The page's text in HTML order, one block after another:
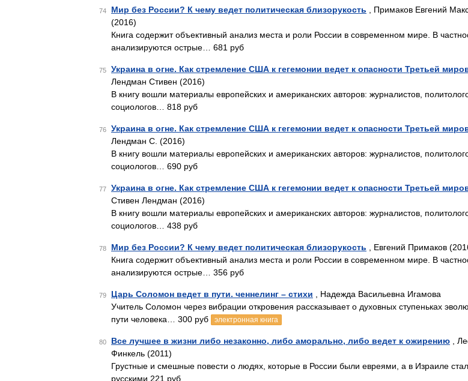
74 Мир без России? К чему ведет политическая близорукость , Примаков Евгений
(2016)
Книга содержит объективный анализ места и роли России в современном мире. В
анализируются острые… 681 руб
75 Украина в огне. Как стремление США к гегемонии ведет к опасности Третьей
Лендман Стивен (2016)
В книгу вошли материалы европейских и американских авторов: журналистов,
социологов… 818 руб
76 Украина в огне. Как стремление США к гегемонии ведет к опасности Третьей
Лендман С. (2016)
В книгу вошли материалы европейских и американских авторов: журналистов,
социологов… 690 руб
77 Украина в огне. Как стремление США к гегемонии ведет к опасности Третьей
Стивен Лендман (2016)
В книгу вошли материалы европейских и американских авторов: журналистов,
социологов… 438 руб
78 Мир без России? К чему ведет политическая близорукость , Евгений Примаков
Книга содержит объективный анализ места и роли России в современном мире. В
анализируются острые… 356 руб
79 Царь Соломон ведет в пути. ченнелинг – стихи , Надежда Васильевна Игамова
Учитель Соломон через вибрации откровения рассказывает о духовных ступеньках
пути человека… 300 руб
электронная книга
80 Все лучшее в жизни либо незаконно, либо аморально, либо ведет к ожирению ,
Финкель (2011)
Грустные и смешные повести о людях, которые в России были евреями, а в Израиле
русскими 221 руб